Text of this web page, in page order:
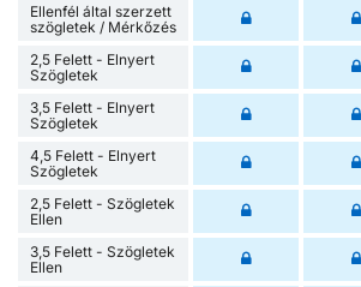
Ellenfél által szerzett
szögletek / Mérkőzés
2,5 Felett - Elnyert
Szögletek
3,5 Felett - Elnyert
Szögletek
4,5 Felett - Elnyert
Szögletek
2,5 Felett - Szögletek
Ellen
3,5 Felett - Szögletek
Ellen